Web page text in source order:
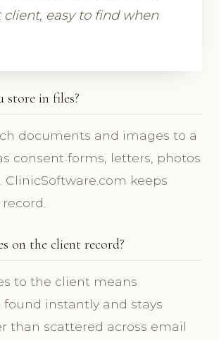
easy to find when
store in files?
documents and images to a
consent forms, letters, photos
ClinicSoftware.com keeps
on the client record?
to the client means
found instantly and stays
than scattered across email